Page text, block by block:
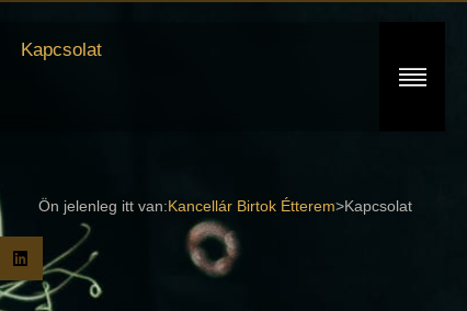
Kapcsolat
Ön jelenleg itt van:Kancellár Birtok Étterem>Kapcsolat